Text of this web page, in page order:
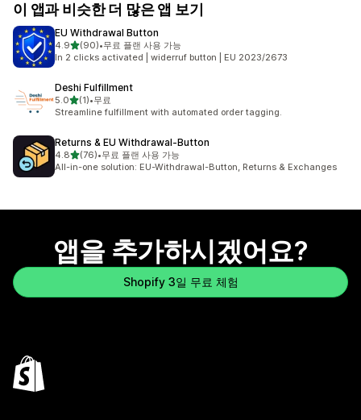
이 앱과 비슷한 더 많은 앱 보기
EU Withdrawal Button
4.9별 5개 중
(90)
총 리뷰 90개
•무료 플랜 사용 가능
In 2 clicks activated | widerruf button | EU 2023/2673
Deshi Fulfillment
5.0별 5개 중
(1)
총 리뷰 1개
•무료
Streamline fulfillment with automated order tagging.
Returns & EU Withdrawal‑Button
4.8별 5개 중
(76)
총 리뷰 76개
•무료 플랜 사용 가능
All-in-one solution: EU-Withdrawal-Button, Returns & Exchanges
앱을 추가하시겠어요?
Shopify 3일 무료 체험